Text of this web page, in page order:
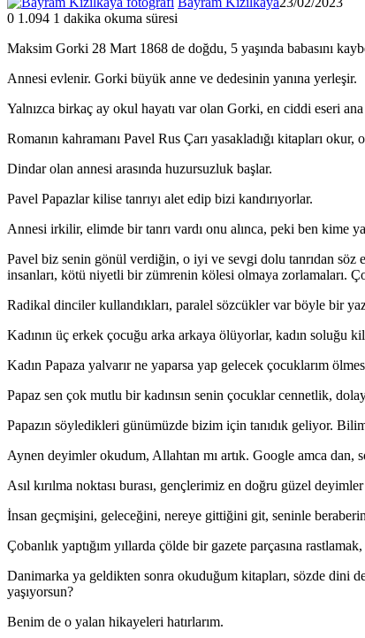
0 1.094 1 dakika okuma süresi
Maksim Gorki 28 Mart 1868 de doğdu, 5 yaşında babasını
Annesi evlenir. Gorki büyük anne ve dedesinin yanına yerleşir.
Yalnızca birkaç ay okul hayatı var olan Gorki, en ciddi eseri
Romanın kahramanı Pavel Rus Çarı yasakladığı kitapları
Dindar olan annesi arasında huzursuzluk başlar.
Pavel Papazlar kilise tanrıyı alet edip bizi kandırıyorlar.
Annesi irkilir, elimde bir tanrı vardı onu alınca, peki ben kime
Pavel biz senin gönül verdiğin, o iyi ve sevgi dolu tanrıdan söz
insanları, kötü niyetli bir zümrenin kölesi olmaya zorlamaları.
Radikal dinciler kullandıkları, paralel sözcükler var böyle bir
Kadının üç erkek çocuğu arka arkaya ölüyorlar, kadın soluğu
Kadın Papaza yalvarır ne yaparsa yap gelecek çocuklarım
Papaz sen çok mutlu bir kadınsın senin çocuklar cennetlik,
Papazın söyledikleri günümüzde bizim için tanıdık geliyor.
Aynen deyimler okudum, Allahtan mı artık. Google amca
Asıl kırılma noktası burası, gençlerimiz en doğru güzel
İnsan geçmişini, geleceğini, nereye gittiğini git, seninle
Çobanlık yaptığım yıllarda çölde bir gazete parçasına
Danimarka ya geldikten sonra okuduğum kitapları, sözde dini
yaşıyorsun?
Benim de o yalan hikayeleri hatırlarım.